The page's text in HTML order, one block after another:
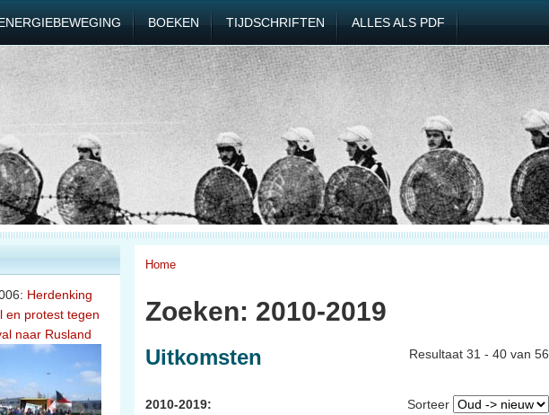
BOEKEN TIJDSCHRIFTEN ALLES ALS PDF
Herdenking
en protest tegen
naar Rusland
Home
Zoeken: 2010-2019
Resultaat 31 - 40 van 56
Uitkomsten
Sorteer
2010-2019: